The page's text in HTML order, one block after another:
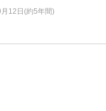
12日(約5年間)